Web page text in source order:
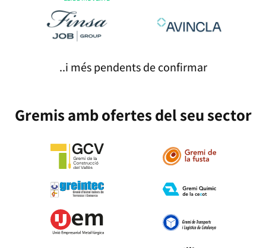
..i més pendents de confirmar
Gremis amb ofertes del seu sector